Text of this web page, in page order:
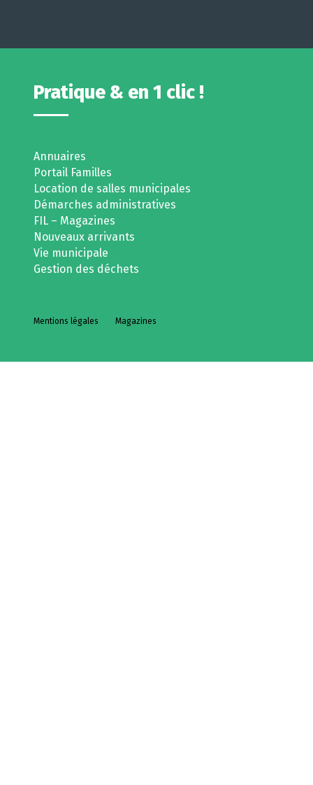
Pratique & en 1 clic !
Annuaires
Portail Familles
Location de salles municipales
Démarches administratives
FIL – Magazines
Nouveaux arrivants
Vie municipale
Gestion des déchets
Mentions légales Magazines